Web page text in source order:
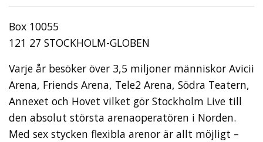
Box 10055
121 27 STOCKHOLM-GLOBEN
Varje år besöker över 3,5 miljoner människor Avicii
Arena, Friends Arena, Tele2 Arena, Södra Teatern,
Annexet och Hovet vilket gör Stockholm Live till
den absolut största arenaoperatören i Norden.
Med sex stycken flexibla arenor är allt möjligt –